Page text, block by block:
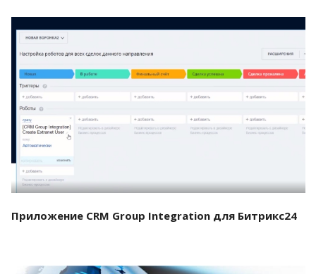
Смотреть проект
Приложение CRM Group Integration для Битрикс24